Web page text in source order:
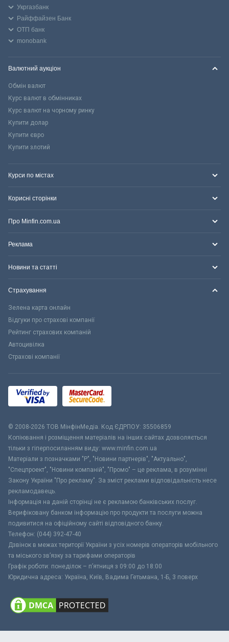
Укргазбанк
Райффайзен Банк
ОТП банк
monobank
Валютний аукціон
Обмін валют
Курс валют в обмінниках
Курс валют на чорному ринку
Купити долар
Купити євро
Купити злотий
Курси по містах
Корисні сторінки
Про Minfin.com.ua
Реклама
Новини та статті
Страхування
Зелена карта онлайн
Відгуки про страхові компанії
Рейтинг страхових компаній
Автоцивілка
Страхові компанії
© 2008-2026 ТОВ МiнфiнМедiа. Код ЄДРПОУ: 35506859
Копіювання і розміщення матеріалів на інших сайтах дозволяється
тільки з гіперпосиланням виду: www.minfin.com.ua
Матеріали з позначками "Р", "Новини партнерів", "Актуально",
"Спецпроект", "Новини компаній", "Промо" – це реклама, в розумінні
Закону України "Про рекламу". За зміст реклами відповідальність несе
рекламодавець.
Інформація на даній сторінці не є рекламою банківських послуг.
Верифіковану банком інформацію про продукти та послуги можна
подивитися на офіційному сайті відповідного банку.
Телефон: (044) 392-47-40
Дзвінок в межах території України з усіх номерів операторів мобільного
та міського зв’язку за тарифами операторів
Графік роботи: понеділок – п’ятниця з 09:00 до 18:00
Юридична адреса: Україна, Київ, Вадима Гетьмана, 1-Б, 3 поверх